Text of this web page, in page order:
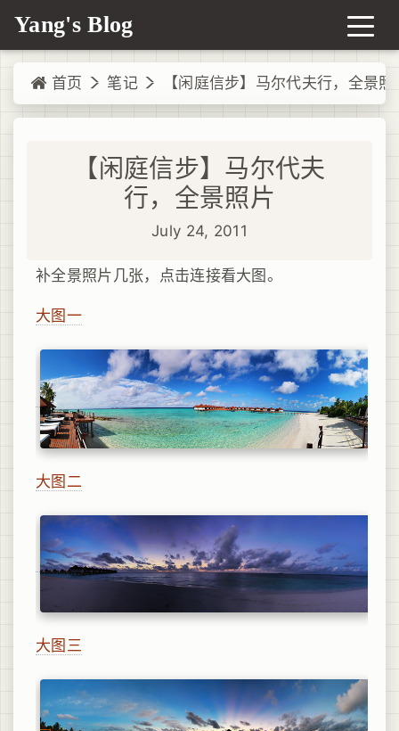
Yang's Blog
首页 笔记 【闲庭信步】马尔代夫行，全景照
【闲庭信步】马尔代夫
行，全景照片
July 24, 2011
补全景照片几张，点击连接看大图。
大图一
大图二
大图三